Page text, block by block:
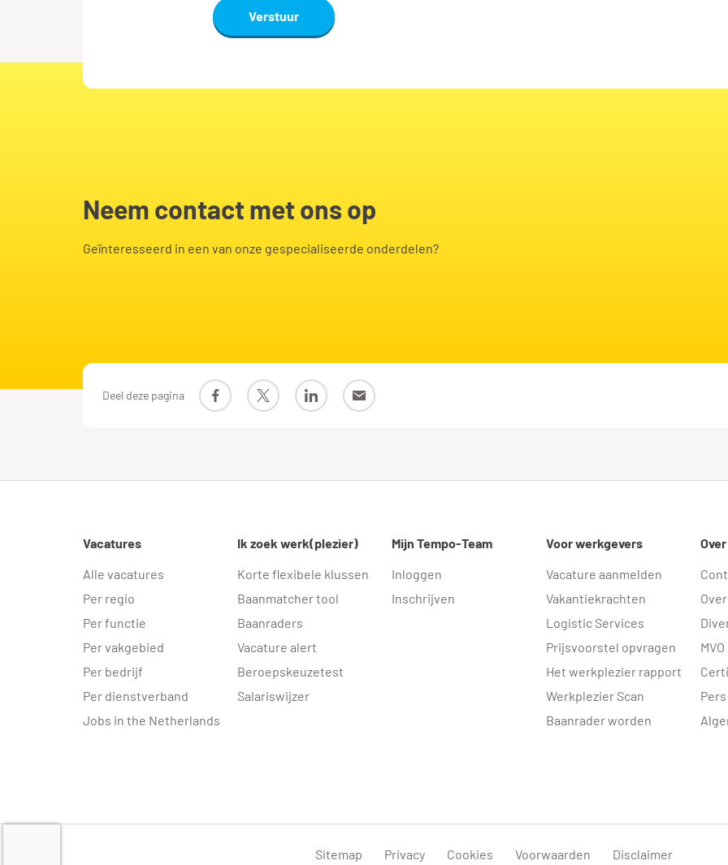
Verstuur
Neem contact met ons op
Geïnteresseerd in een van onze gespecialiseerde onderdelen?
Deel deze pagina
Vacatures
Alle vacatures
Per regio
Per functie
Per vakgebied
Per bedrijf
Per dienstverband
Jobs in the Netherlands
Ik zoek werk(plezier)
Korte flexibele klussen
Baanmatcher tool
Baanraders
Vacature alert
Beroepskeuzetest
Salariswijzer
Mijn Tempo-Team
Inloggen
Inschrijven
Voor werkgevers
Vacature aanmelden
Vakantiekrachten
Logistic Services
Prijsvoorstel opvragen
Het werkplezier rapport
Werkplezier Scan
Baanrader worden
MVO
Sitemap Privacy Cookies Voorwaarden Disclaimer